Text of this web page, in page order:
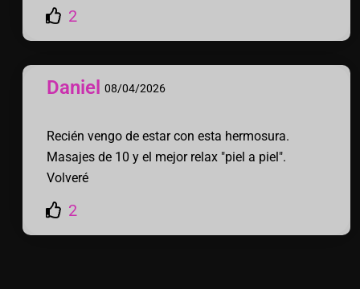
Daniel 08/04/2026
Recién vengo de estar con esta hermosura.
Masajes de 10 y el mejor relax "piel a piel".
Volveré
2
2